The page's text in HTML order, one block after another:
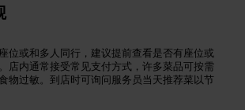
位或和多人同行，建议提前查看是否有座位或
店内通常接受常见支付方式，许多菜品可按需
物过敏。到店时可询问服务员当天推荐菜以节